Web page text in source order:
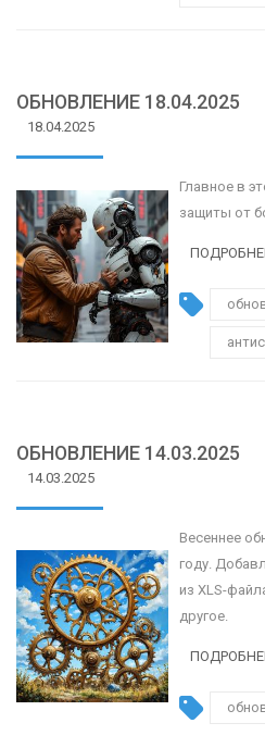
ОБНОВЛЕНИЕ 18.04.2025
18.04.2025
Главное в
защиты от
ОБНОВЛЕНИЕ 14.03.2025
14.03.2025
Весеннее
году.
из XLS-
другое.